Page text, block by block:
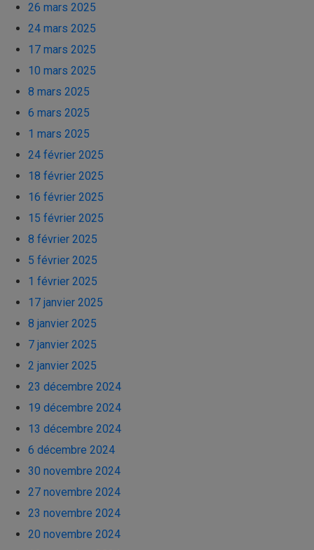
26 mars 2025
24 mars 2025
17 mars 2025
10 mars 2025
8 mars 2025
6 mars 2025
1 mars 2025
24 février 2025
18 février 2025
16 février 2025
15 février 2025
8 février 2025
5 février 2025
1 février 2025
17 janvier 2025
8 janvier 2025
7 janvier 2025
2 janvier 2025
23 décembre 2024
19 décembre 2024
13 décembre 2024
6 décembre 2024
30 novembre 2024
27 novembre 2024
23 novembre 2024
20 novembre 2024